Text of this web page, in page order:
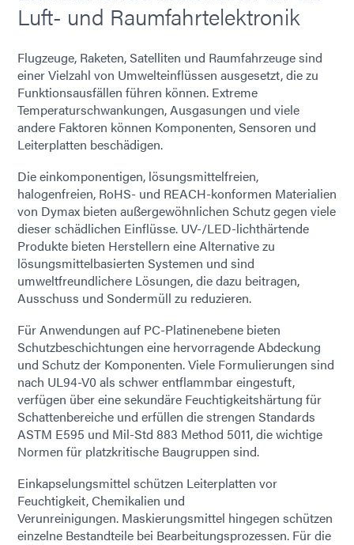
Luft- und Raumfahrtelektronik
Flugzeuge, Raketen, Satelliten und Raumfahrzeuge sind
einer Vielzahl von Umwelteinflüssen ausgesetzt, die zu
Funktionsausfällen führen können. Extreme
Temperaturschwankungen, Ausgasungen und viele
andere Faktoren können Komponenten, Sensoren und
Leiterplatten beschädigen.
Die einkomponentigen, lösungsmittelfreien,
halogenfreien, RoHS- und REACH-konformen Materialien
von Dymax bieten außergewöhnlichen Schutz gegen viele
dieser schädlichen Einflüsse. UV-/LED-lichthärtende
Produkte bieten Herstellern eine Alternative zu
lösungsmittelbasierten Systemen und sind
umweltfreundlichere Lösungen, die dazu beitragen,
Ausschuss und Sondermüll zu reduzieren.
Für Anwendungen auf PC-Platinenebene bieten
Schutzbeschichtungen eine hervorragende Abdeckung
und Schutz der Komponenten. Viele Formulierungen sind
nach UL94-V0 als schwer entflammbar eingestuft,
verfügen über eine sekundäre Feuchtigkeitshärtung für
Schattenbereiche und erfüllen die strengen Standards
ASTM E595 und Mil-Std 883 Method 5011, die wichtige
Normen für platzkritische Baugruppen sind.
Einkapselungsmittel schützen Leiterplatten vor
Feuchtigkeit, Chemikalien und
Verunreinigungen. Maskierungsmittel hingegen schützen
einzelne Bestandteile bei Bearbeitungsprozessen. Für die